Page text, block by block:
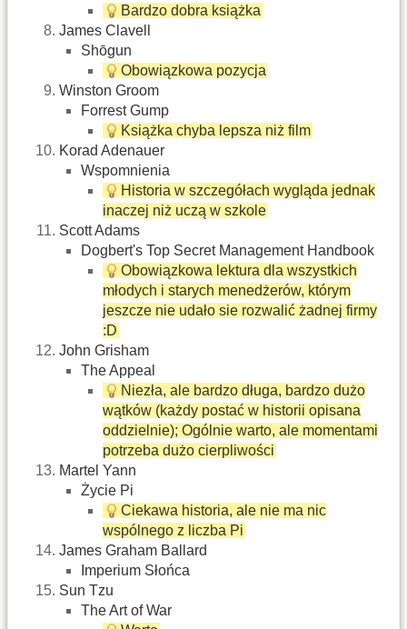
Bardzo dobra książka
James Clavell
Shōgun
Obowiązkowa pozycja
Winston Groom
Forrest Gump
Książka chyba lepsza niż film
Korad Adenauer
Wspomnienia
Historia w szczegółach wygląda jednak
inaczej niż uczą w szkole
Scott Adams
Dogbert's Top Secret Management Handbook
Obowiązkowa lektura dla wszystkich
młodych i starych menedżerów, którym
jeszcze nie udało sie rozwalić żadnej firmy
:D
John Grisham
The Appeal
Niezła, ale bardzo długa, bardzo dużo
wątków (każdy postać w historii opisana
oddzielnie); Ogólnie warto, ale momentami
potrzeba dużo cierpliwości
Martel Yann
Życie Pi
Ciekawa historia, ale nie ma nic
wspólnego z liczba Pi
James Graham Ballard
Imperium Słońca
Sun Tzu
The Art of War